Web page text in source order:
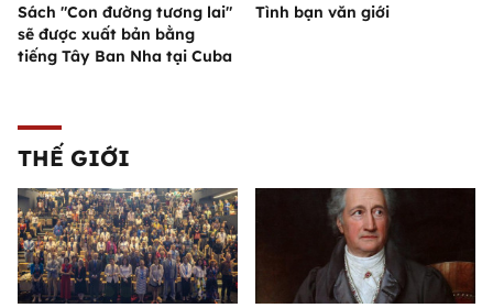
Sách "Con đường tương lai"
sẽ được xuất bản bằng
tiếng Tây Ban Nha tại Cuba
Tình bạn văn giới
THẾ GIỚI